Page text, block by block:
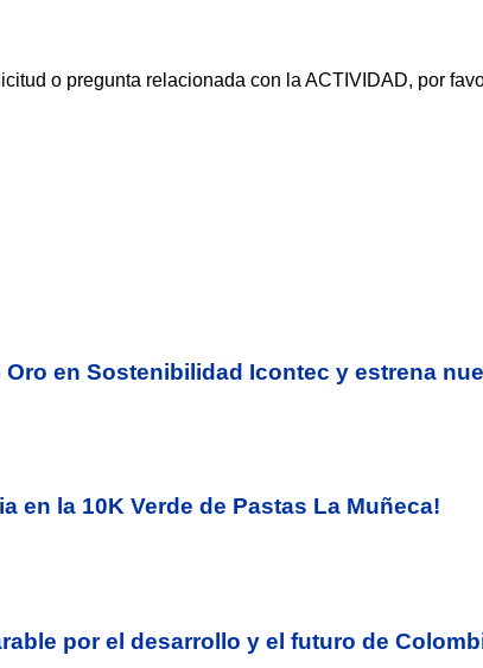
o pregunta relacionada con la ACTIVIDAD, por
Oro en Sostenibilidad Icontec y estrena
en la 10K Verde de Pastas La Muñeca!
por el desarrollo y el futuro de